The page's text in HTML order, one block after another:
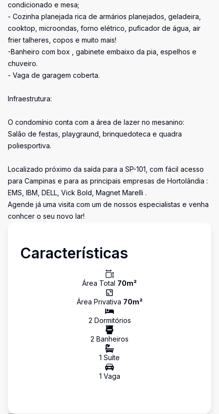
condicionado e mesa;
- Cozinha planejada rica de armários planejados, geladeira,
cooktop, microondas, forno elétrico, puficador de água, air
frier talheres, copos e muito mais!
-Banheiro com box , gabinete embaixo da pia, espelhos e
chuveiro.
- Vaga de garagem coberta.
Infraestrutura:
O condomínio conta com a área de lazer no mesanino:
Salão de festas, playgraund, brinquedoteca e quadra
poliesportiva.
Localizado próximo da saída para a SP-101, com fácil acesso
para Campinas e para as principais empresas de Hortolândia :
EMS, IBM, DELL, Vick Bold, Magnet Marelli .
Agende já uma visita com um de nossos especialistas e venha
conhcer o seu novo lar!
Características
Área Total 70m²
Área Privativa 70m²
2 Dormitórios
2 Banheiros
1 Suíte
1 Vaga